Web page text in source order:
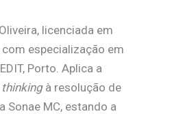
licenciada em
especialização em
Porto. Aplica a
à resolução de
Sonae MC, estando a